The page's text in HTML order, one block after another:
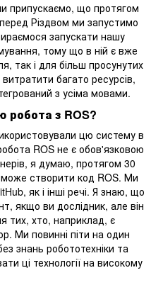
припускаємо, що протягом
перед Різдвом ми запустимо
запускати нашу
тому що в ній є вже
так і для більш просунутих
багато ресурсів,
з усіма мовами.
робота з ROS?
цю систему в
ROS не є обов'язковою
я думаю, протягом 30
створити код ROS. Ми
як і інші речі. Я знаю, що
якщо ви дослідник, але він
тих, хто, наприклад, є
Ми повинні піти на один
знань робототехніки та
ці технології на високому